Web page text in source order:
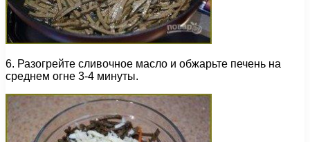
6. Разогрейте сливочное масло и обжарьте печень на
среднем огне 3-4 минуты.